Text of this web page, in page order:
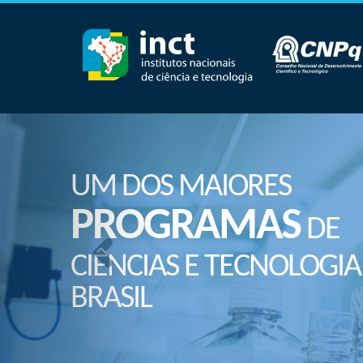
UM DOS MAIORES
PROGRAMASDE
CIÊNCIAS E
BRASIL